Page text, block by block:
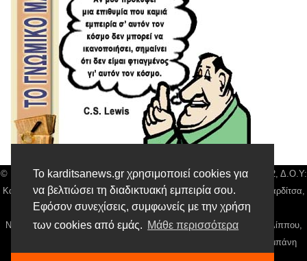
Το karditsanews.gr χρησιμοποιεί cookies για
να βελτιώσει τη διαδικτυακή εμπειρία σου.
Εφόσον συνεχίσεις, συμφωνείς με την χρήση
των cookies από εμάς. Μάθε περισσότερα
© Karditsa News | Διακριτικός Τίτλος: Orion Media, ΑΦΜ: 043750542, Δ.Ο.Υ:
Καρδίτσας, Αρ. Γεμή: 018804431000, Δ/νση: Διάκου 10 τ.κ 43132 Καρδίτσα,
Τηλ: 24410 42500, email:news@karditsanews.gr.
Νόμιμος Εκπρόσωπος, Ιδιοκτήτης και Διαχειριστής: Παναγιώτης Φιλίππου,
Διευθύντρια: Γιαννουσά Βασιλική, Διευθύντιρα Σύνταξης: Μπαλαμπάνη